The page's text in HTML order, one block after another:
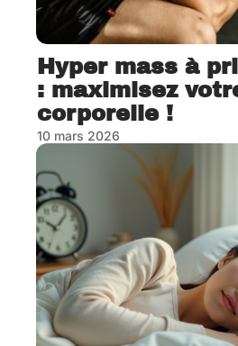
Hyper mass à
: maximisez
corporelle !
10 mars 2026